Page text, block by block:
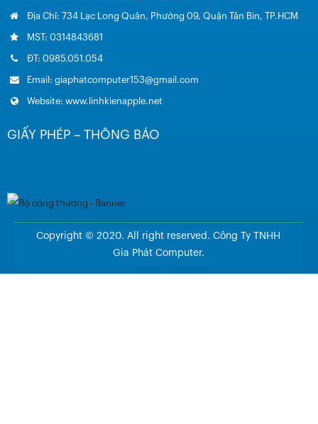
Địa Chỉ: 734 Lạc Long Quân, Phường 09, Quận Tân Bin, TP.HCM
MST: 0314843681
ĐT: 0985.051.054
Email: giaphatcomputer153@gmail.com
Website: www.linhkienapple.net
GIẤY PHÉP – THÔNG BÁO
Copyright © 2020. All right reserved. Công Ty TNHH
Gia Phát Computer.